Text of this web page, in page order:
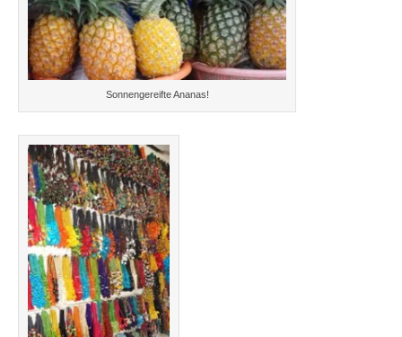
Sonnengereifte Ananas!